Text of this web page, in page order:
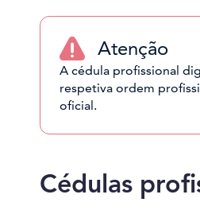
Atenção
A cédula profissional
respetiva ordem
oficial.
Cédulas